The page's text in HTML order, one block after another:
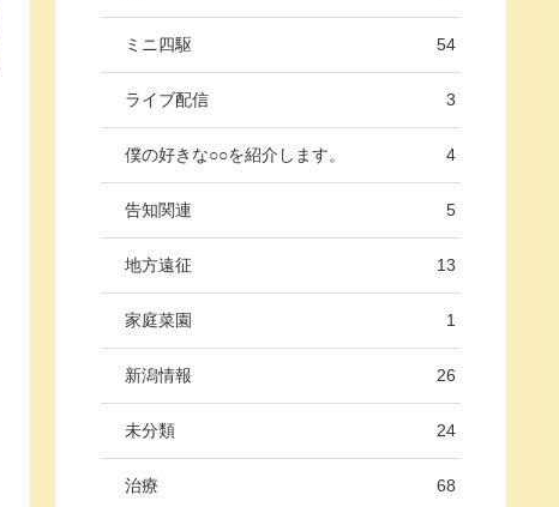
ミニ四駆 54
ライブ配信 3
僕の好きな○○を紹介します。 4
告知関連 5
地方遠征 13
家庭菜園 1
新潟情報 26
未分類 24
治療 68